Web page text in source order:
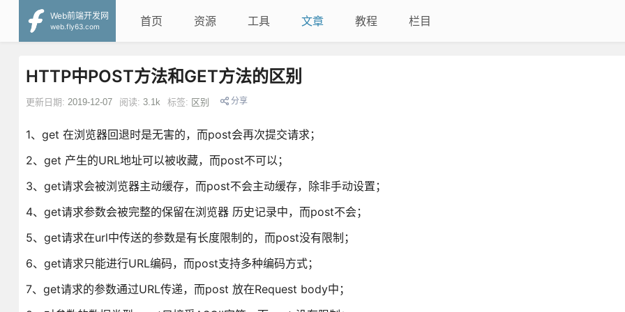
Web前端开发网
web.fly63.com
首页 资源 工具 文章 教程 栏目
HTTP中POST方法和GET方法的区别
更新日期: 2019-12-07 阅读: 3.1k 标签: 区别 分享
1、get 在浏览器回退时是无害的，而post会再次提交请求；
2、get 产生的URL地址可以被收藏，而post不可以；
3、get请求会被浏览器主动缓存，而post不会主动缓存，除非手动设置；
4、get请求参数会被完整的保留在浏览器 历史记录中，而post不会；
5、get请求在url中传送的参数是有长度限制的，而post没有限制；
6、get请求只能进行URL编码，而post支持多种编码方式；
7、get请求的参数通过URL传递，而post 放在Request body中；